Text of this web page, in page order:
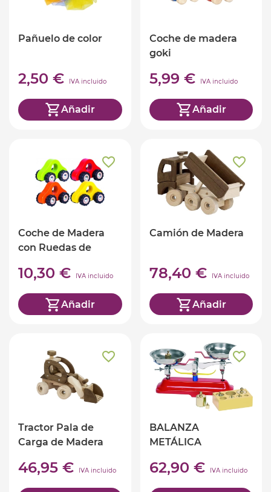
Pañuelo de color
2,50 € IVA incluido
Añadir
Coche de madera
goki
5,99 € IVA incluido
Añadir
Coche de Madera
con Ruedas de
10,30 € IVA incluido
Añadir
Camión de Madera
78,40 € IVA incluido
Añadir
Tractor Pala de
Carga de Madera
46,95 € IVA incluido
BALANZA
METÁLICA
62,90 € IVA incluido